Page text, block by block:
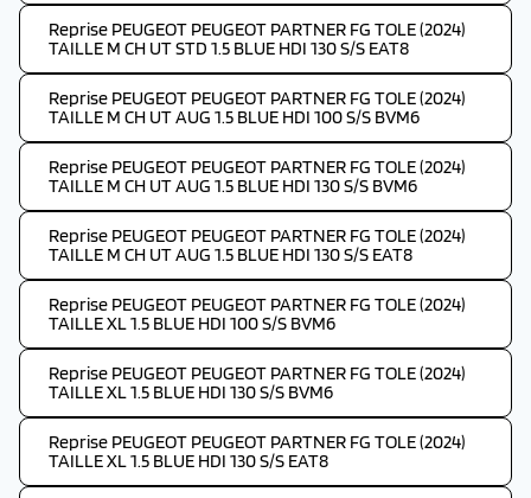
Reprise PEUGEOT PEUGEOT PARTNER FG TOLE (2024)
TAILLE M CH UT STD 1.5 BLUE HDI 130 S/S EAT8
Reprise PEUGEOT PEUGEOT PARTNER FG TOLE (2024)
TAILLE M CH UT AUG 1.5 BLUE HDI 100 S/S BVM6
Reprise PEUGEOT PEUGEOT PARTNER FG TOLE (2024)
TAILLE M CH UT AUG 1.5 BLUE HDI 130 S/S BVM6
Reprise PEUGEOT PEUGEOT PARTNER FG TOLE (2024)
TAILLE M CH UT AUG 1.5 BLUE HDI 130 S/S EAT8
Reprise PEUGEOT PEUGEOT PARTNER FG TOLE (2024)
TAILLE XL 1.5 BLUE HDI 100 S/S BVM6
Reprise PEUGEOT PEUGEOT PARTNER FG TOLE (2024)
TAILLE XL 1.5 BLUE HDI 130 S/S BVM6
Reprise PEUGEOT PEUGEOT PARTNER FG TOLE (2024)
TAILLE XL 1.5 BLUE HDI 130 S/S EAT8